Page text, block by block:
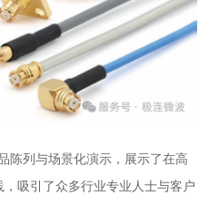
陈列与场景化演示，展示了在高
吸引了众多行业专业人士与客户